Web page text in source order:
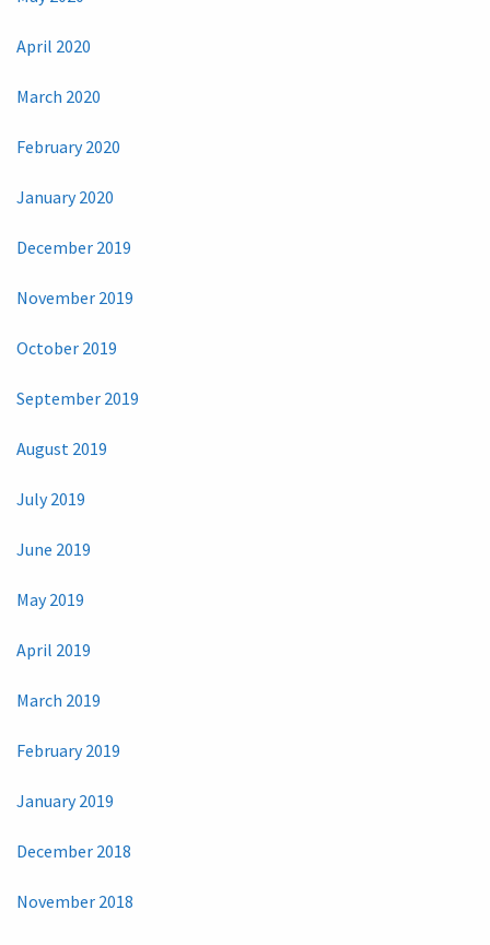
April 2020
March 2020
February 2020
January 2020
December 2019
November 2019
October 2019
September 2019
August 2019
July 2019
June 2019
May 2019
April 2019
March 2019
February 2019
January 2019
December 2018
November 2018